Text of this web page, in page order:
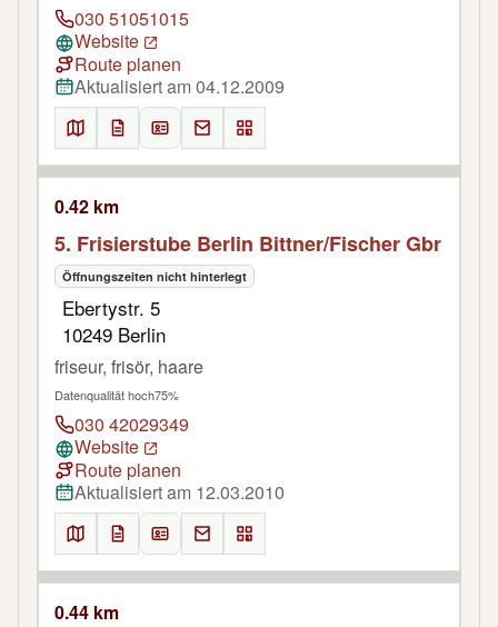
030 51051015
Website
Route planen
Aktualisiert am 04.12.2009
0.42 km
5. Frisierstube Berlin Bittner/Fischer Gbr
Öffnungszeiten nicht hinterlegt
Ebertystr. 5
10249 Berlin
friseur, frisör, haare
Datenqualität hoch75%
030 42029349
Website
Route planen
Aktualisiert am 12.03.2010
0.44 km